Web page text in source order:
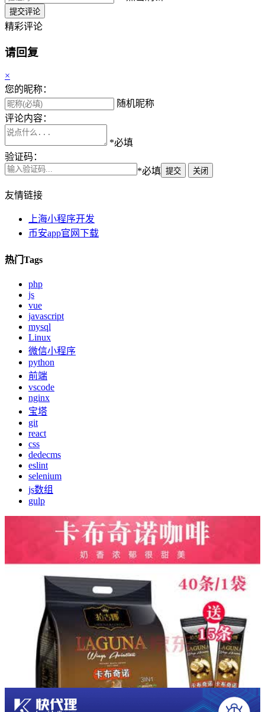
提交评论
精彩评论
请回复
×
您的昵称：
随机昵称
评论内容：
*必填
验证码：
*必填 提交 关闭
友情链接
上海小程序开发
币安app官网下载
热门Tags
php
js
vue
javascript
mysql
Linux
微信小程序
python
前端
vscode
nginx
宝塔
git
react
css
dedecms
eslint
selenium
js数组
gulp